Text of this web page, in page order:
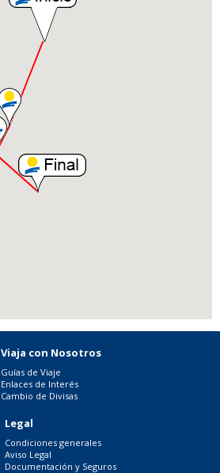
Viaja con Nosotros
Guías de Viaje
Enlaces de Interés
Cambio de Divisas
Legal
Condiciones generales
Aviso Legal
Documentación y Seguros